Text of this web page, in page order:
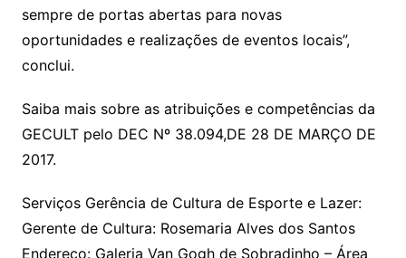
sempre de portas abertas para novas
oportunidades e realizações de eventos locais”,
conclui.
Saiba mais sobre as atribuições e competências da
GECULT pelo DEC Nº 38.094,DE 28 DE MARÇO DE
2017.
Serviços Gerência de Cultura de Esporte e Lazer:
Gerente de Cultura: Rosemaria Alves dos Santos
Endereço: Galeria Van Gogh de Sobradinho – Área